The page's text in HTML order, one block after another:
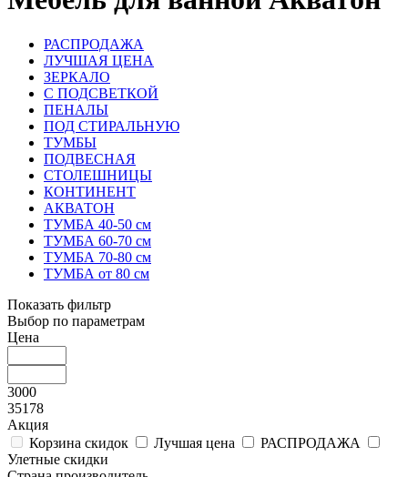
РАСПРОДАЖА
ЛУЧШАЯ ЦЕНА
ЗЕРКАЛО
С ПОДСВЕТКОЙ
ПЕНАЛЫ
ПОД СТИРАЛЬНУЮ
ТУМБЫ
ПОДВЕСНАЯ
СТОЛЕШНИЦЫ
КОНТИНЕНТ
АКВАТОН
ТУМБА 40-50 см
ТУМБА 60-70 см
ТУМБА 70-80 см
ТУМБА от 80 см
Показать фильтр
Выбор по параметрам
Цена
3000
35178
Акция
Корзина скидок
Лучшая цена
РАСПРОДАЖА
Улетные скидки